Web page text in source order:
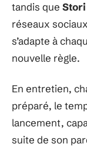
tandis que Stori
réseaux
s’adapte à
nouvelle règle.
En entretien,
préparé, le
lancement,
suite de son